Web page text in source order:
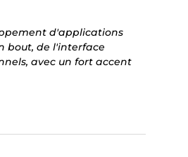
d'applications
bout, de l'interface
avec un fort accent